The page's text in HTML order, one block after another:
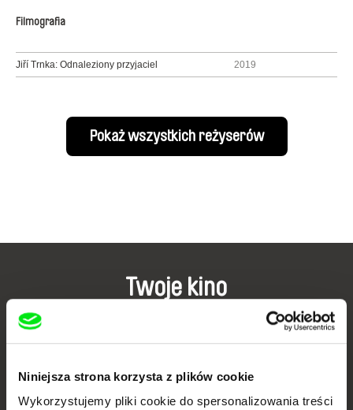
Niniejsza strona korzysta z plików cookie
Wykorzystujemy pliki cookie do spersonalizowania treści
Filmografia
Jiří Trnka: Odnaleziony przyjaciel 2019
Pokaż wszystkich reżyserów
Twoje kino
dokumentalne online
każdego tygodnia